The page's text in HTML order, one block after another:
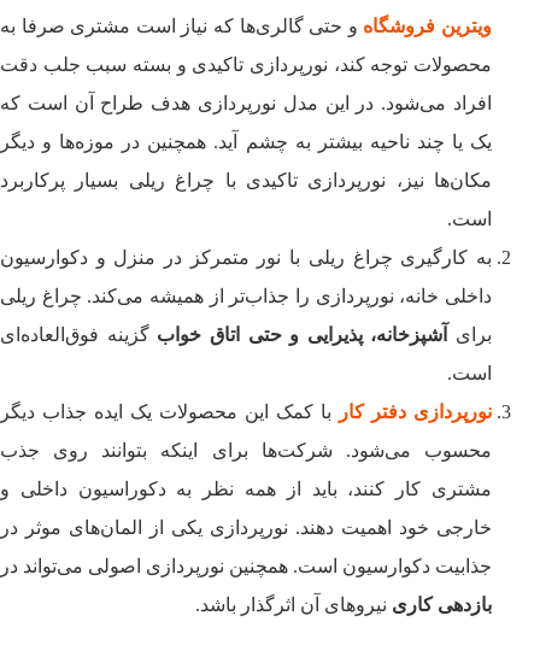
ویترین فروشگاه و حتی گالری‌ها که نیاز است مشتری صرفا به
محصولات توجه کند، نورپردازی تاکیدی و بسته سبب جلب دقت
افراد می‌شود. در این مدل نورپردازی هدف طراح آن است که
یک یا چند ناحیه بیشتر به چشم آید. همچنین در موزه‌ها و دیگر
مکان‌ها نیز، نورپردازی تاکیدی با چراغ ریلی بسیار پرکاربرد
است.
به کارگیری چراغ ریلی با نور متمرکز در منزل و دکوارسیون
داخلی خانه، نورپردازی را جذاب‌تر از همیشه می‌کند. چراغ ریلی
برای آشپزخانه، پذیرایی و حتی اتاق خوابگزینه فوق‌العاده‌ای
است.
نورپردازی دفتر کار
با کمک این محصولات یک ایده جذاب دیگر
محسوب می‌شود. شرکت‌ها برای اینکه بتوانند روی جذب
مشتری کار کنند، باید از همه نظر به دکوراسیون داخلی و
خارجی خود اهمیت دهند. نورپردازی یکی از المان‌های موثر در
جذابیت دکوارسیون است. همچنین نورپردازی اصولی می‌تواند در
بازدهی کاری نیروهای آن اثرگذار باشد.